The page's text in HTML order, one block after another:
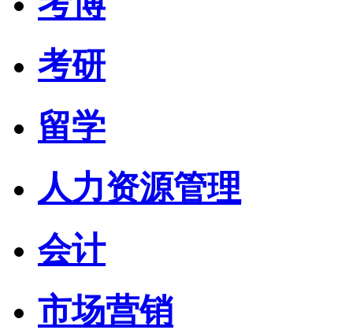
考研
留学
人力资源管理
会计
市场营销